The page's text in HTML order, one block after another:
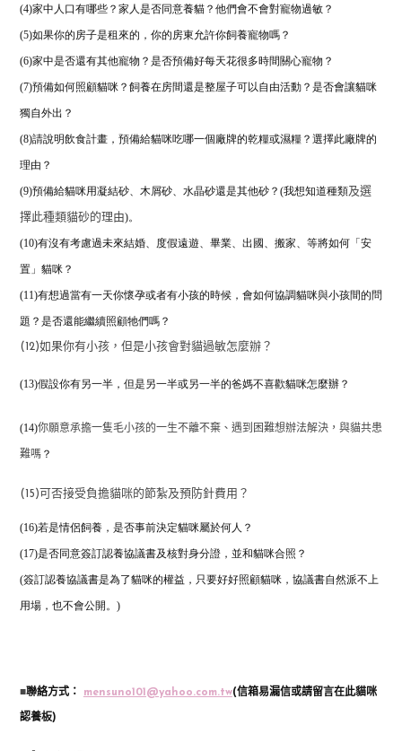
(4)家中人口有哪些？家人是否同意養貓？他們會不會對寵物過敏？
(5)如果你的房子是租來的，你的房東允許你飼養寵物嗎？
(6)家中是否還有其他寵物？是否預備好每天花很多時間關心寵物？
(7)預備如何照顧貓咪？飼養在房間還是整屋子可以自由活動？是否會讓貓咪
獨自外出？
(8)請說明飲食計畫，預備給貓咪吃哪一個廠牌的乾糧或濕糧？ 選擇此廠牌的
理由？
(9)預備給貓咪用凝結砂、木屑砂、水晶砂還是其他砂？(我想知道種類及選
擇此種類貓砂的理由)。
(10)有沒有考慮過未來結婚、度假遠遊、畢業、出國、搬家、等將如何「安
置」貓咪？
(11)有想過當有一天你懷孕或者有小孩的時候， 會如何協調貓咪與小孩間的問
題？是否還能繼續照顧牠們嗎？
(12)如果你有小孩，但是小孩會對貓過敏怎麼辦？
(13)假設你有另一半，但是另一半或另一半的爸媽不喜歡貓咪怎麼辦？
(14)你願意承擔一隻毛小孩的一生不離不棄、遇到困難想辦法解決，與貓共患
難嗎？
(15)可否接受負擔貓咪的節紮及預防針費用？
(16)若是情侶飼養，是否事前決定貓咪屬於何人？
(17)是否同意簽訂認養協議書及核對身分證，並和貓咪合照？
(簽訂認養協議書是為了貓咪的權益，只要好好照顧貓咪，協議書自然派不上
用場，也不會公開。)
■聯絡方式： mensuno101@yahoo.com.tw(信箱易漏信或請留言在此貓咪
認養板)